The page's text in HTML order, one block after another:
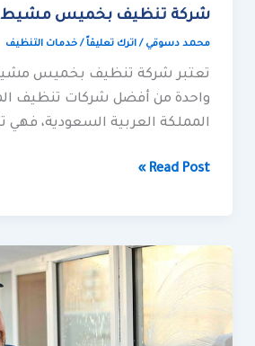
شركة تنظيف بخميس مشيط
محمد دسوقي /اترك تعليقاً /خدمات التنظيف
تعتبر شركة تنظيف بخميس
واحدة من أفضل شركات تنظيف
المملكة العربية السعودية، فهي
Read Post »
شركة
بجازان